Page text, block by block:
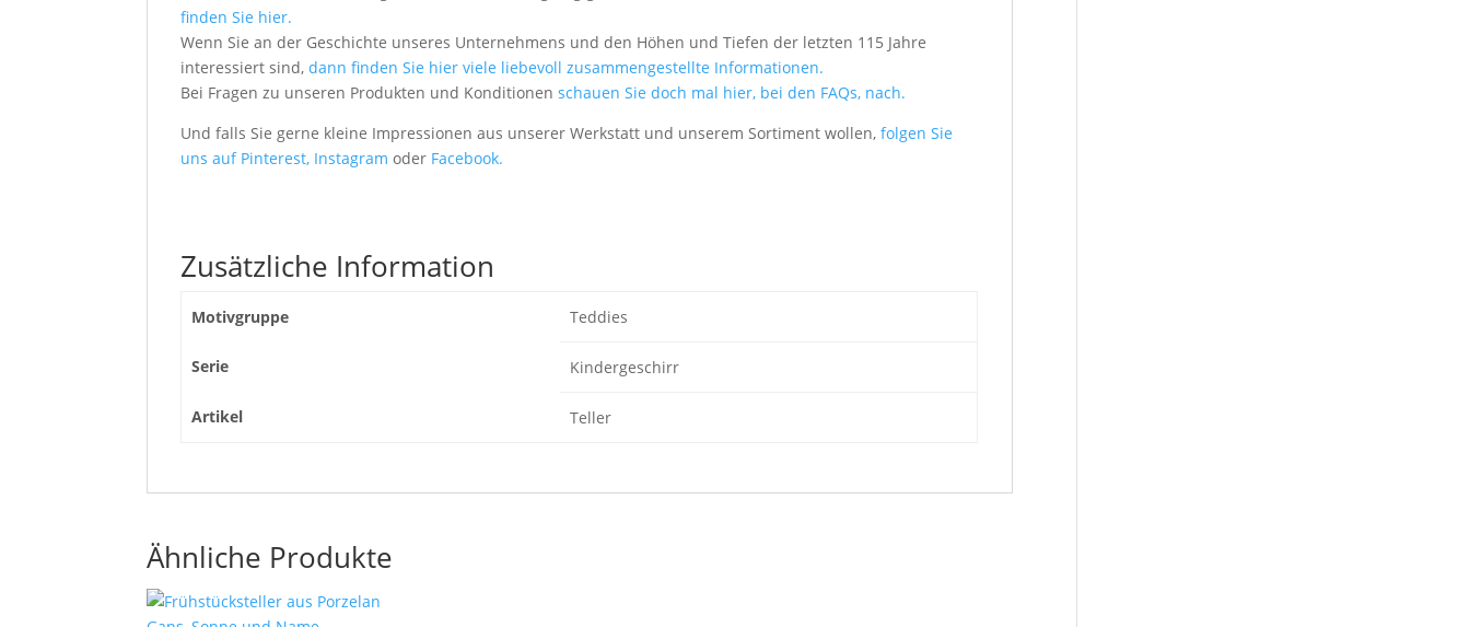
finden Sie hier.
Wenn Sie an der Geschichte unseres Unternehmens und den Höhen und Tiefen der letzten 115 Jahre
interessiert sind,dann finden Sie hier viele liebevoll zusammengestellte Informationen.
Bei Fragen zu unseren Produkten und Konditionenschauen Sie doch mal hier, bei den FAQs, nach.
Und falls Sie gerne kleine Impressionen aus unserer Werkstatt und unserem Sortiment wollen, folgen Sie
uns auf Pinterest, Instagramoder Facebook.
Zusätzliche Information
Motivgruppe Teddies
Serie Kindergeschirr
Artikel Teller
Ähnliche Produkte